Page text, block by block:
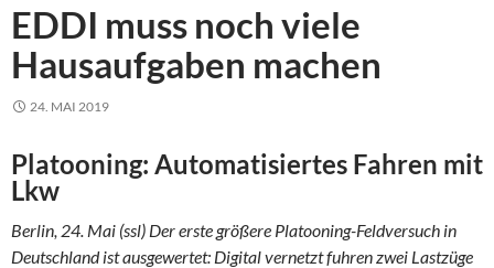
EDDI muss noch viele
Hausaufgaben machen
24. MAI 2019
Platooning: Automatisiertes Fahren mit
Lkw
Berlin, 24. Mai (ssl) Der erste größere Platooning-Feldversuch in
Deutschland ist ausgewertet: Digital vernetzt fuhren zwei Lastzüge